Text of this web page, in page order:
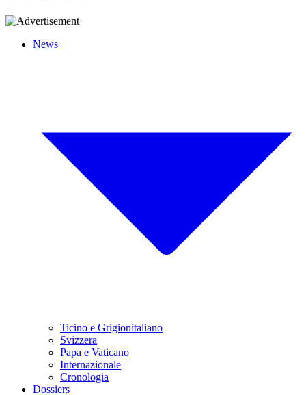
News
Ticino e Grigionitaliano
Svizzera
Papa e Vaticano
Internazionale
Cronologia
Dossiers